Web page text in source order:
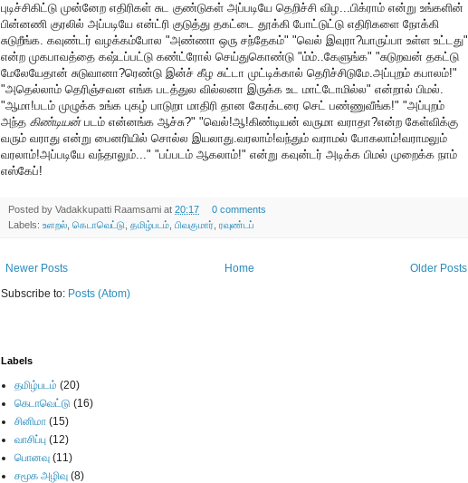
புடிச்சிகிட்டு முன்னேற எதிரிகள் சுட குண்டுகள் அப்படியே தெறிச்சி விழ...பிக்ராம் என்று உங்களின்
பின்னணி குரலில் அப்படியே என்ட்ரி குடுத்து தகட்டை தூக்கி போட்டுட்டு எதிரிகளை நோக்கி
சுடுறீங்க. கவுண்டர் வழக்கம்போல "அண்ணா ஒரு சந்தேகம்" "வெல் இவுரா?யாருப்பா உள்ள உட்டது"
என்ற முகபாவத்தை கஷ்டப்பட்டு கண்ட்ரோல் செய்துகொண்டு "ம்ம்..கேளுங்க" "சுடுறவன் தகட்டு
மேலேயேதான் சுடுவானா?ரெண்டு இன்ச் கீழ சுட்டா முட்டிக்கால் தெரிச்சிடுமே.அப்புறம் கபாலம்!"
"அதெல்லாம் தெரிஞ்சவன எங்க படத்துல வில்லனா இருக்க உட மாட்டோமில்ல" என்றால் பிமல்.
"ஆமா!படம் முழுக்க உங்க புகழ் பாடுறா மாதிரி தான கேரக்டரை செட் பண்ணுவீங்க!" "அப்புறம்
அந்த கிண்டியன்படம் என்னங்க ஆச்சு?" "வெல்!ஆ!கிண்டியன் வருமா வராதா?என்ற கேள்விக்கு
வரும் வராது என்று பைனரியில் சொல்ல இயலாது.வரலாம்!வந்தும் வராமல் போகலாம்!வராமலும்
வரலாம்!அப்படியே வந்தாலும்..." "பப்படம் ஆகலாம்!" என்று கவுன்டர் அடிக்க பிமல் முறைக்க நாம்
எஸ்கேப்!
Posted by Vadakkupatti Raamsami at 20:17
0 comments
Labels: உளறல் கெடாவெட்டு தமிழ்படம் பிவகுமார் ரவுண்டப்
Newer Posts Older Posts
Home
Subscribe to: Posts (Atom)
Labels
தமிழ்படம் (20)
கெடாவெட்டு (16)
சினிமா (15)
வாசிப்பு (12)
பொனவு (11)
சமூக அழிவு (8)